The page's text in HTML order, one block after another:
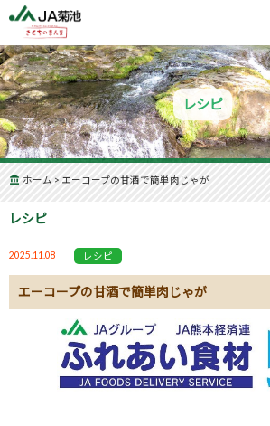
レシピ
ホーム > エーコープの甘酒で簡単肉じゃが
レシピ
2025.11.08 レシピ
エーコープの甘酒で簡単肉じゃが